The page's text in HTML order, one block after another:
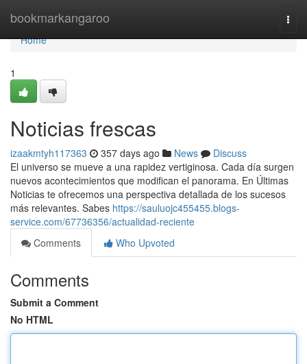
bookmarkangaroo
Home
Home
1
Noticias frescas
izaakmtyh117363 357 days ago News
Discuss
El universo se mueve a una rapidez vertiginosa. Cada día surgen
nuevos acontecimientos que modifican el panorama. En Últimas
Noticias te ofrecemos una perspectiva detallada de los sucesos
más relevantes. Sabes https://sauluojc455455.blogs-
service.com/67736356/actualidad-reciente
Comments
Who Upvoted
Comments
Submit a Comment
No HTML